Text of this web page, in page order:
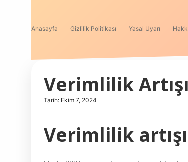
Anasayfa Gizlilik Politikası Yasal Uyarı
Verimlilik
Tarih: Ekim 7, 2024
Verimlilik